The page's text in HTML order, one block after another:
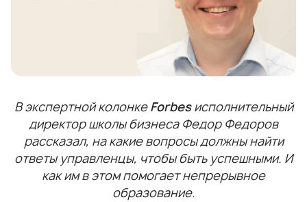
В экспертной колонкеForbesисполнительный
директор школы бизнеса Федор Федоров
рассказал, на какие вопросы должны найти
ответы управленцы, чтобы быть успешными. И
как им в этом помогает непрерывное
образование.